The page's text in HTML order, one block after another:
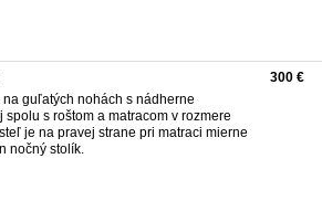
guľatých nohách s nádherne
s roštom a matracom v rozmere
je na pravej strane pri matraci mierne
nočný stolík.
300 €